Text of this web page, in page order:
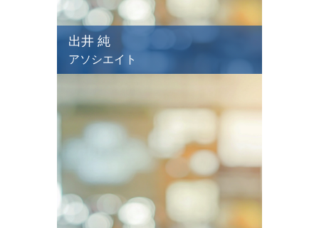
出井 純
アソシエイト